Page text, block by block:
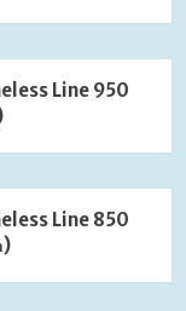
Line 950
Line 850